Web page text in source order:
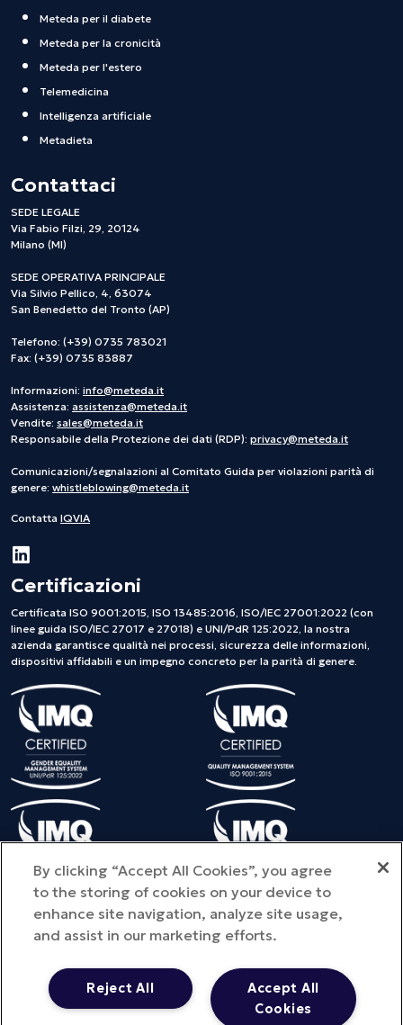
Meteda per il diabete
Meteda per la cronicità
Meteda per l'estero
Telemedicina
Intelligenza artificiale
Metadieta
Contattaci
SEDE LEGALE
Via Fabio Filzi, 29, 20124
Milano (MI)
SEDE OPERATIVA PRINCIPALE
Via Silvio Pellico, 4, 63074
San Benedetto del Tronto (AP)
Telefono: (+39) 0735 783021
Fax: (+39) 0735 83887
Informazioni: info@meteda.it
Assistenza: assistenza@meteda.it
Vendite: sales@meteda.it
Responsabile della Protezione dei dati (RDP): privacy@meteda.it
Comunicazioni/segnalazioni al Comitato Guida per violazioni parità di
genere: whistleblowing@meteda.it
Contatta IQVIA
Certificazioni
Certificata ISO 9001:2015, ISO 13485:2016, ISO/IEC 27001:2022 (con
linee guida ISO/IEC 27017 e 27018) e UNI/PdR 125:2022, la nostra
azienda garantisce qualità nei processi, sicurezza delle informazioni,
dispositivi affidabili e un impegno concreto per la parità di genere.
©Copyright 2025 METEDA S.r.l. - Tutti i diritti riservati - Provincia
dell'ufficio registro di iscrizione: MI - NUMERO REA: MI – 2810578
Capitale sociale: € 100.000 i.v. - P.IVA 01713290441 -
By clicking “Accept All Cookies”, you agree
to the storing of cookies on your device to
enhance site navigation, analyze site usage,
and assist in our marketing efforts.
Accept All
Cookies
Reject All